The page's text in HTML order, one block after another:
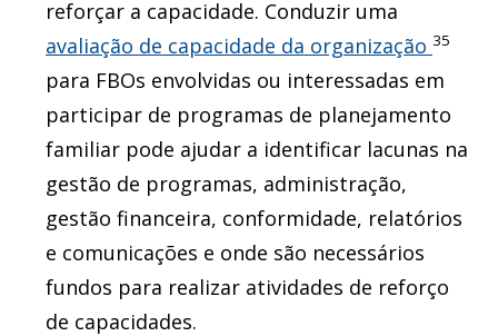
reforçar a capacidade. Conduzir uma
avaliação de capacidade da organização 35
para FBOs envolvidas ou interessadas em
participar de programas de planejamento
familiar pode ajudar a identificar lacunas na
gestão de programas, administração,
gestão financeira, conformidade, relatórios
e comunicações e onde são necessários
fundos para realizar atividades de reforço
de capacidades.